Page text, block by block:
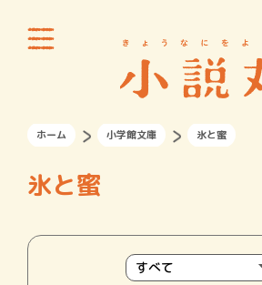
ホーム 小学館文庫 氷と蜜
氷と蜜